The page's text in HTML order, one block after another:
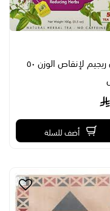
شاي ريجيم لإنقاص الوزن ٥٠
أضف للسلة